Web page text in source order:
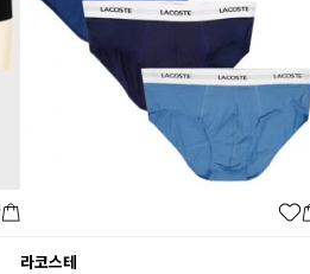
라코스테